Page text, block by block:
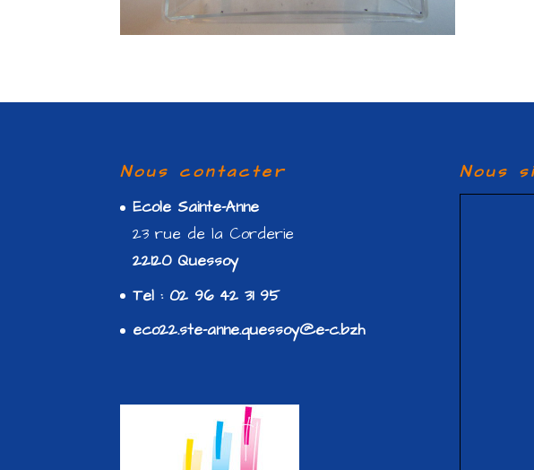
Nous contacter
Ecole Sainte-Anne
23 rue de la Corderie
22120 Quessoy
Tel : 02 96 42 31 95
eco22.ste-anne.quessoy@e-c.bzh
Nous